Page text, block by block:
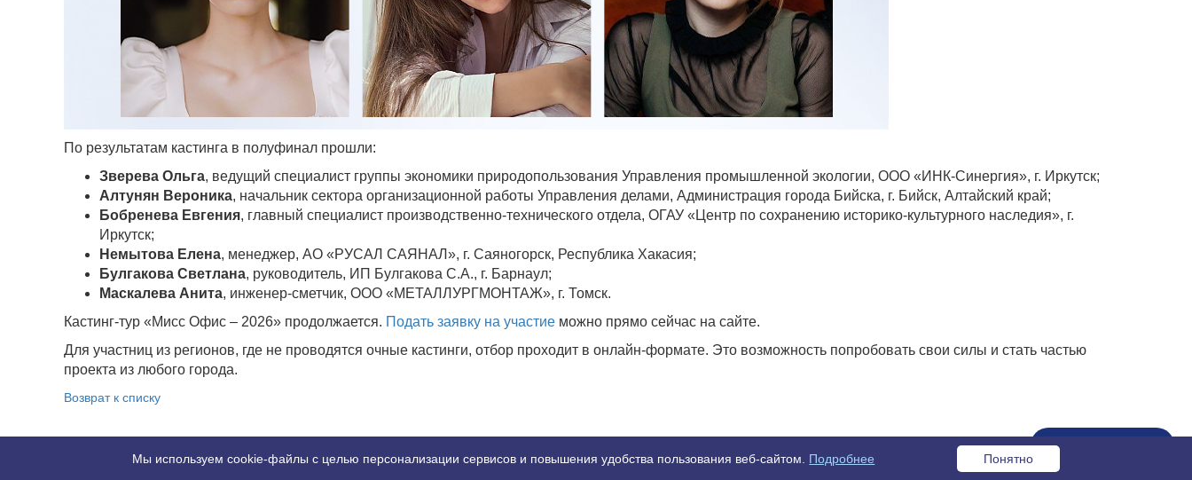
По результатам кастинга в полуфинал прошли:
Зверева Ольга, ведущий специалист группы экономики природопользования Управления промышленной экологии, ООО «ИНК-Синергия», г. Иркутск;
Алтунян Вероника, начальник сектора организационной работы Управления делами, Администрация города Бийска, г. Бийск, Алтайский край;
Бобренева Евгения, главный специалист производственно-технического отдела, ОГАУ «Центр по сохранению историко-культурного наследия», г.
Иркутск;
Немытова Елена, менеджер, АО «РУСАЛ САЯНАЛ», г. Саяногорск, Республика Хакасия;
Булгакова Светлана, руководитель, ИП Булгакова С.А., г. Барнаул;
Маскалева Анита, инженер-сметчик, ООО «МЕТАЛЛУРГМОНТАЖ», г. Томск.
Кастинг-тур «Мисс Офис – 2026» продолжается. Подать заявку на участие можно прямо сейчас на сайте.
Для участниц из регионов, где не проводятся очные кастинги, отбор проходит в онлайн-формате. Это возможность попробовать свои силы и стать частью
проекта из любого города.
Возврат к списку
Мы используем cookie-файлы с целью персонализации сервисов и повышения удобства пользования веб-сайтом. Подробнее Понятно
Задайте вопрос